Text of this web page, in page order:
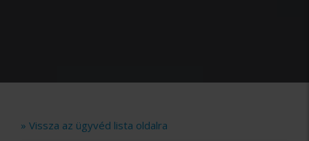
» Vissza az ügyvéd lista oldalra